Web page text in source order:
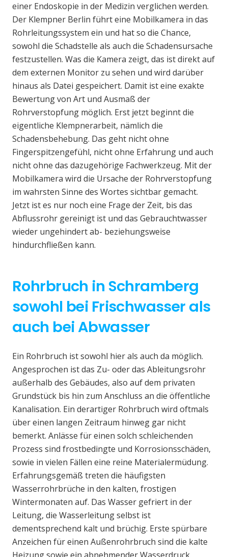
einer Endoskopie in der Medizin verglichen werden.
Der Klempner Berlin führt eine Mobilkamera in das
Rohrleitungssystem ein und hat so die Chance,
sowohl die Schadstelle als auch die Schadensursache
festzustellen. Was die Kamera zeigt, das ist direkt auf
dem externen Monitor zu sehen und wird darüber
hinaus als Datei gespeichert. Damit ist eine exakte
Bewertung von Art und Ausmaß der
Rohrverstopfung möglich. Erst jetzt beginnt die
eigentliche Klempnerarbeit, nämlich die
Schadensbehebung. Das geht nicht ohne
Fingerspitzengefühl, nicht ohne Erfahrung und auch
nicht ohne das dazugehörige Fachwerkzeug. Mit der
Mobilkamera wird die Ursache der Rohrverstopfung
im wahrsten Sinne des Wortes sichtbar gemacht.
Jetzt ist es nur noch eine Frage der Zeit, bis das
Abflussrohr gereinigt ist und das Gebrauchtwasser
wieder ungehindert ab- beziehungsweise
hindurchfließen kann.
Rohrbruch in Schramberg
sowohl bei Frischwasser als
auch bei Abwasser
Ein Rohrbruch ist sowohl hier als auch da möglich.
Angesprochen ist das Zu- oder das Ableitungsrohr
außerhalb des Gebäudes, also auf dem privaten
Grundstück bis hin zum Anschluss an die öffentliche
Kanalisation. Ein derartiger Rohrbruch wird oftmals
über einen langen Zeitraum hinweg gar nicht
bemerkt. Anlässe für einen solch schleichenden
Prozess sind frostbedingte und Korrosionsschäden,
sowie in vielen Fällen eine reine Materialermüdung.
Erfahrungsgemäß treten die häufigsten
Wasserrohrbrüche in den kalten, frostigen
Wintermonaten auf. Das Wasser gefriert in der
Leitung, die Wasserleitung selbst ist
dementsprechend kalt und brüchig. Erste spürbare
Anzeichen für einen Außenrohrbruch sind die kalte